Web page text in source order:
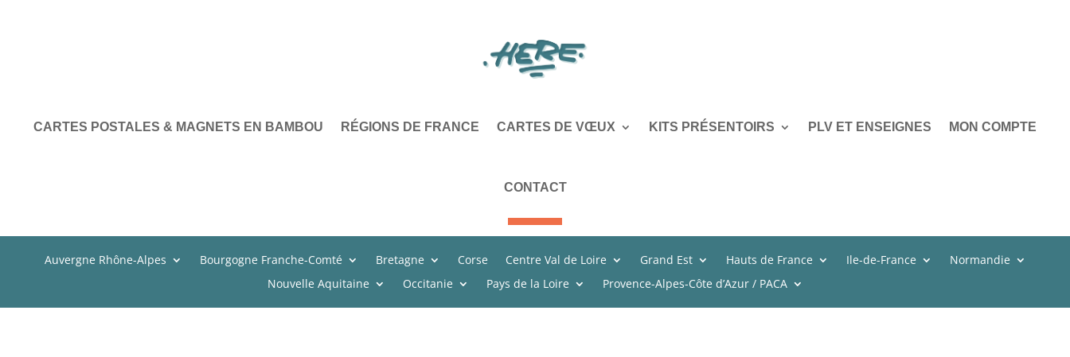
CARTES POSTALES & MAGNETS EN BAMBOU RÉGIONS DE FRANCE CARTES DE VŒUX KITS PRÉSENTOIRS PLV ET ENSEIGNES MON COMPTE
CONTACT
Auvergne Rhône-Alpes Bourgogne Franche-Comté Bretagne Corse Centre Val de Loire Grand Est Hauts de France Ile-de-France
Normandie
Nouvelle Aquitaine
Occitanie Pays de la Loire Provence-Alpes-Côte d’Azur / PACA